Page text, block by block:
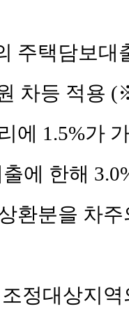
주택담보
차등 적용
에 1.5%가
에 한해
환분을 차
조정대상지